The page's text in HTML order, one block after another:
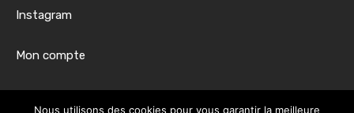
Instagram
Mon compte
Nous utilisons des cookies pour vous garantir la meilleure